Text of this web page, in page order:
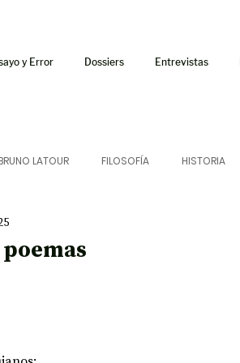
y Error Dossiers Entrevistas
LATOUR FILOSOFÍA HISTORIA